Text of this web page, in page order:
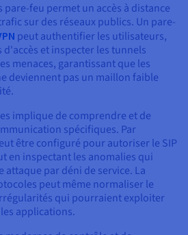
pare-feu permet un accès à distance
sur des réseaux publics. Un pare-
peut authentifier les utilisateurs,
et inspecter les tunnels
menaces, garantissant que les
deviennent pas un maillon faible
implique de comprendre et de
spécifiques. Par
être configuré pour autoriser le SIP
en inspectant les anomalies qui
par déni de service. La
peut même normaliser le
qui pourraient exploiter
applications.